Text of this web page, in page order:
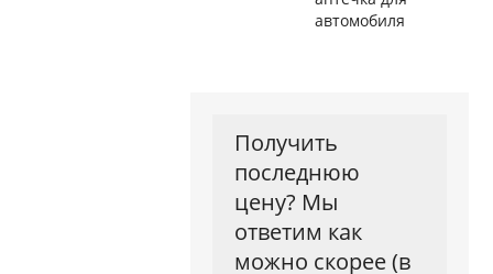
автомобиля
Получить
последнюю
цену? Мы
ответим как
можно скорее (в